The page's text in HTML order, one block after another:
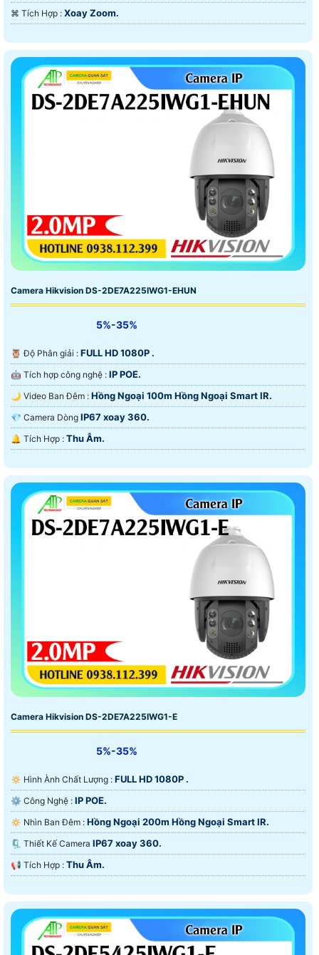
️⌘ Tích Hợp : Xoay Zoom.
Camera Hikvision DS-2DE7A225IWG1-EHUN
5%-35%
🦉 Độ Phân giải : FULL HD 1080P .
🤖️ Tích hợp công nghệ : IP POE.
🌙 Video Ban Đêm : Hồng Ngoại 100m Hồng Ngoại Smart IR.
💎 Camera Dòng IP67 xoay 360.
️🔔 Tích Hợp : Thu Âm.
Camera Hikvision DS-2DE7A225IWG1-E
5%-35%
🔅 Hình Ành Chất Lượng : FULL HD 1080P .
⚙ Công Nghệ : IP POE.
🔅 Nhìn Ban Đêm : Hồng Ngoại 200m Hồng Ngoại Smart IR.
🗜️ Thiết Kế Camera IP67 xoay 360.
️📢 Tích Hợp : Thu Âm.